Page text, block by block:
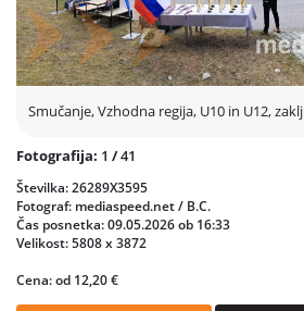
Smučanje, Vzhodna regija, U10 in U12,
Fotografija: 1 /41
Številka: 26289X3595
Fotograf: mediaspeed.net / B.C.
Čas posnetka: 09.05.2026 ob 16:33
Velikost: 5808 x 3872
Cena: od 12,20 €